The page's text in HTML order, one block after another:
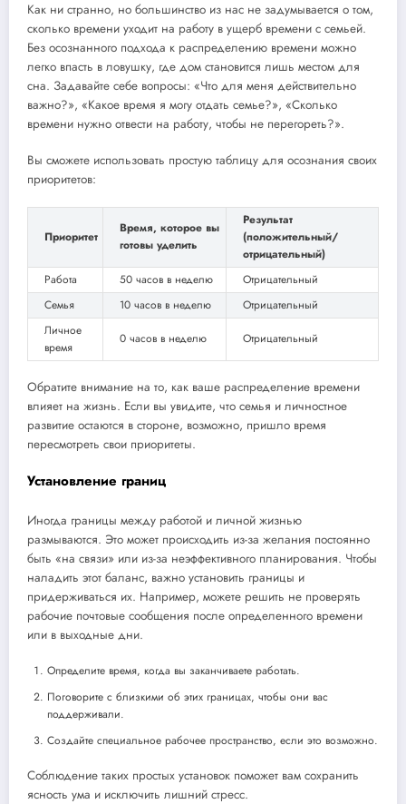
Как ни странно, но большинство из нас не задумывается о том,
сколько времени уходит на работу в ущерб времени с семьей.
Без осознанного подхода к распределению времени можно
легко впасть в ловушку, где дом становится лишь местом для
сна. Задавайте себе вопросы: «Что для меня действительно
важно?», «Какое время я могу отдать семье?», «Сколько
времени нужно отвести на работу, чтобы не перегореть?».
Вы сможете использовать простую таблицу для осознания своих
приоритетов:
Приоритет
Время, которое вы
готовы уделить
Результат
(положительный/
отрицательный)
Работа
50 часов в неделю
Отрицательный
Семья
10 часов в неделю
Отрицательный
Личное
время
0 часов в неделю Отрицательный
Обратите внимание на то, как ваше распределение времени
влияет на жизнь. Если вы увидите, что семья и личностное
развитие остаются в стороне, возможно, пришло время
пересмотреть свои приоритеты.
Установление границ
Иногда границы между работой и личной жизнью
размываются. Это может происходить из-за желания постоянно
быть «на связи» или из-за неэффективного планирования. Чтобы
наладить этот баланс, важно установить границы и
придерживаться их. Например, можете решить не проверять
рабочие почтовые сообщения после определенного времени
или в выходные дни.
Определите время, когда вы заканчиваете работать.
Поговорите с близкими об этих границах, чтобы они вас
поддерживали.
Создайте специальное рабочее пространство, если это возможно.
Соблюдение таких простых установок поможет вам сохранить
ясность ума и исключить лишний стресс.